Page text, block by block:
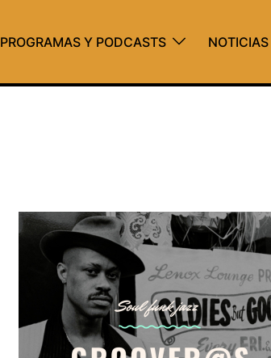
PROGRAMAS Y PODCASTS NOTICIAS